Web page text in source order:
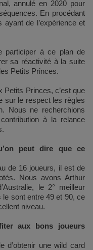
annulé en 2020 pour
En procédant
ayant de l’expérience et
participer à ce plan de
sa réactivité à la suite
Petits Princes.
Petits Princes, c’est que
sur le respect les règles
Nous ne recherchions
à la relance
peut dire que ce
de 16 joueurs, il est de
Nous avons Arthur
le 2° meilleur
sont entre 49 et 90, ce
niveau.
aux bons joueurs
d’obtenir une wild card